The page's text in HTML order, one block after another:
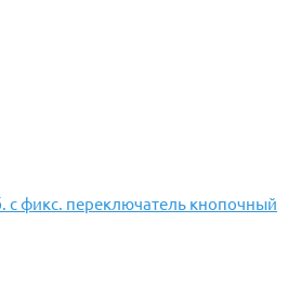
с фикс. переключатель кнопочный